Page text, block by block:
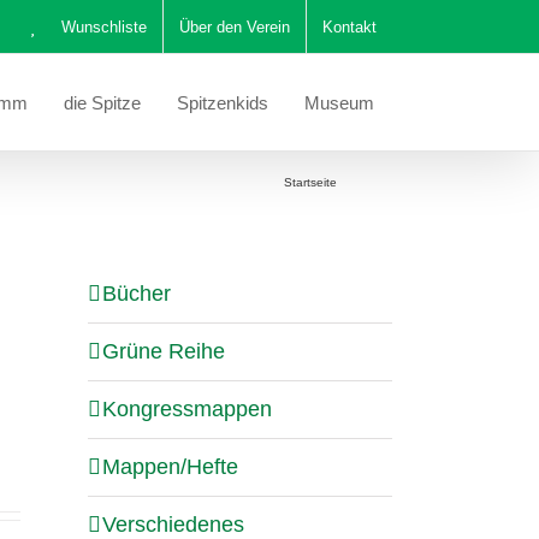
Wunschliste Über den Verein Kontakt
die Spitze Spitzenkids Museum
Startseite
Bücher
Grüne Reihe
Kongressmappen
Mappen/Hefte
Verschiedenes